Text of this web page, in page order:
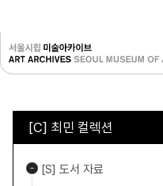
[C] 최민 컬렉션
[S] 도서 자료